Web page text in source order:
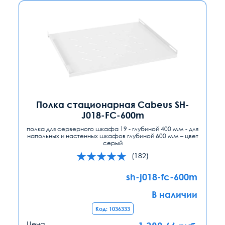
Полка стационарная Cabeus SH-
J018-FC-600m
полка для серверного шкафа 19 - глубиной 400 мм - для
напольных и настенных шкафов глубиной 600 мм – цвет
серый
(182)
sh-j018-fc-600m
В наличии
Код: 1036333